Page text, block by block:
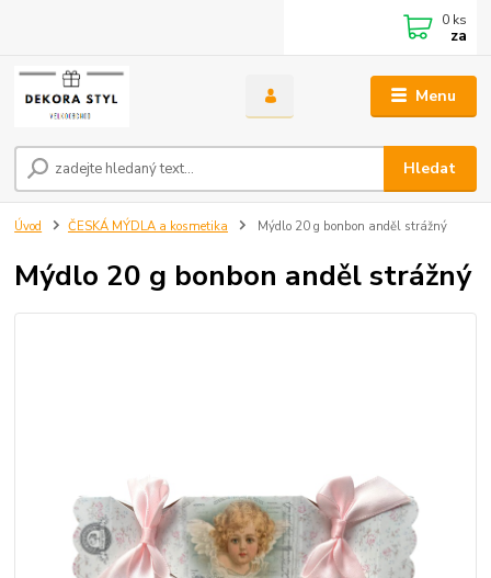
Menu
Hledat
0 ks
za
Úvod ČESKÁ MÝDLA a kosmetika Mýdlo 20 g bonbon anděl strážný
Mýdlo 20 g bonbon anděl strážný